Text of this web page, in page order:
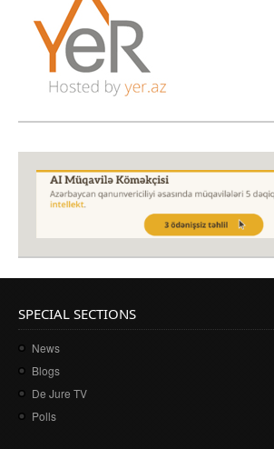
SPECIAL SECTIONS
News
Blogs
De Jure TV
Polls